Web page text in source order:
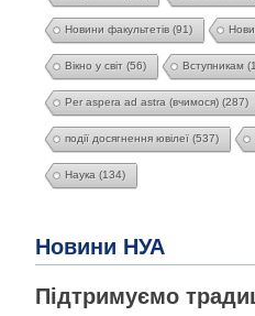
Новини факультетів (91)
Вікно у світ (56) Вступникам
Per aspera ad astra (вчимося) (287)
події досягнення ювілеї (537)
Наука (134)
Новини НУА
Підтримуємо